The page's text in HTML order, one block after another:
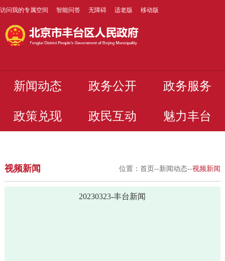
访问我的专属空间 智能问答 无障碍 适老版 移动版
新闻动态 政务公开 政务服务
政策兑现 政民互动 魅力丰台
视频新闻 位置：首页--新闻动态--视频新闻
20230323-丰台新闻